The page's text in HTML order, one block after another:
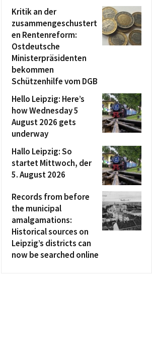
Kritik an der
zusammengeschustert
en Rentenreform:
Ostdeutsche
Ministerpräsidenten
bekommen
Schützenhilfe vom DGB
Hello Leipzig: Here’s
how Wednesday 5
August 2026 gets
underway
Hallo Leipzig: So
startet Mittwoch, der
5. August 2026
Records from before
the municipal
amalgamations:
Historical sources on
Leipzig’s districts can
now be searched online